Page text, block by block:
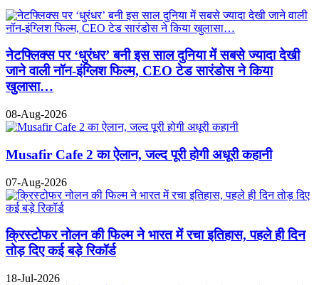
नेटफ्लिक्स पर ‘धुरंधर’ बनी इस साल दुनिया में सबसे ज्यादा देखी
जाने वाली नॉन-इंग्लिश फिल्म, CEO टेड सारंडोस ने किया
खुलासा…
08-Aug-2026
Musafir Cafe 2 का ऐलान, जल्द पूरी होगी अधूरी कहानी
07-Aug-2026
क्रिस्टोफर नोलन की फिल्म ने भारत में रचा इतिहास, पहले ही दिन
तोड़ दिए कई बड़े रिकॉर्ड
18-Jul-2026